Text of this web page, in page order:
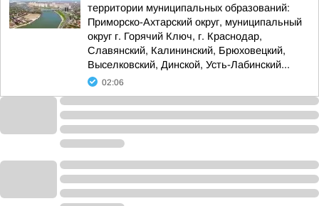
территории муниципальных образований:
Приморско-Ахтарский округ, муниципальный
округ г. Горячий Ключ, г. Краснодар,
Славянский, Калининский, Брюховецкий,
Выселковский, Динской, Усть-Лабинский...
02:06